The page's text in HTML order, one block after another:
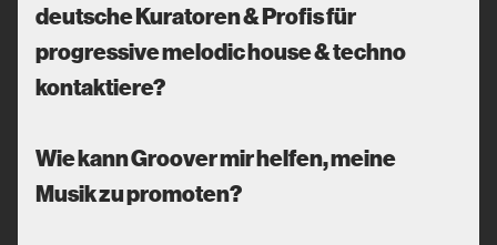
deutsche Kuratoren & Profis für
progressive melodic house & techno
kontaktiere?
Wie kann Groover mir helfen, meine
Musik zu promoten?